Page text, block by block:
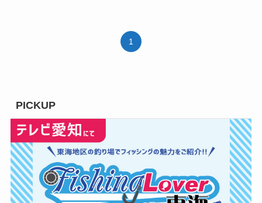
1
PICKUP